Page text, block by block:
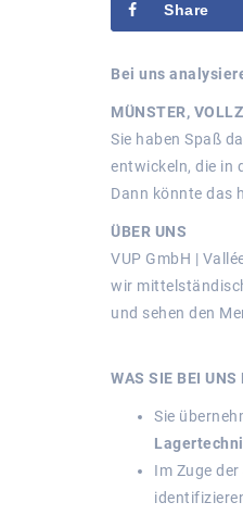
Share
Bei uns
MÜNSTER,
Sie haben Spaß
entwickeln, die in
Dann könnte das
ÜBER UNS
VUP GmbH |
wir
und sehen den
WAS SIE BEI UNS
Sie
Im Zuge der